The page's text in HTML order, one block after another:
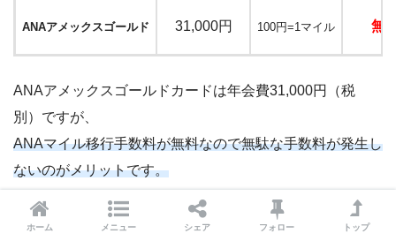
ANAアメックスゴールド 31,000円 100円=1マイル 無
ANAアメックスゴールドカードは年会費31,000円（税
別）ですが、
ANAマイル移行手数料が無料なので無駄な手数料が発生し
ないのがメリットです。
通常アメックスカードのポイントをANAマイルに移行する
ホーム メニュー シェア フォロー トップ